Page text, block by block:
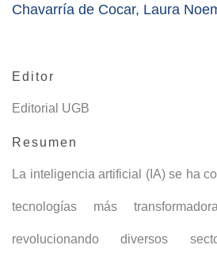
Chavarría de Cocar, Laura
Editor
Editorial UGB
Resumen
La inteligencia artificial (IA) se ha
tecnologías más
revolucionando diversos